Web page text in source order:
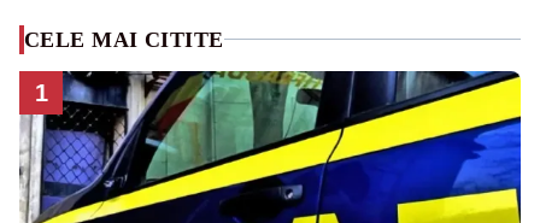
CELE MAI CITITE
1